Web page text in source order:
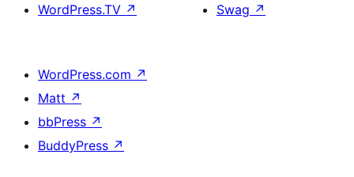
WordPress.TV ↗
Swag ↗
WordPress.com ↗
Matt ↗
bbPress ↗
BuddyPress ↗